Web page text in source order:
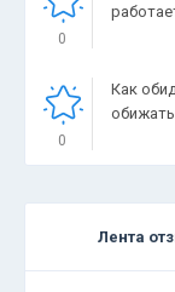
0
0
Как
Лента